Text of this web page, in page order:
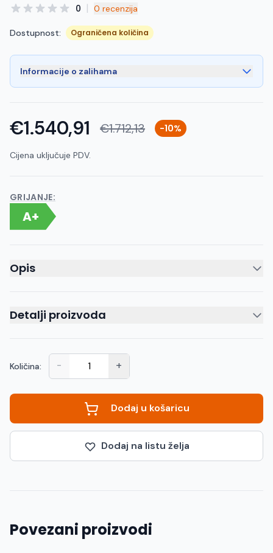
0 | 0 recenzija
Dostupnost: Ograničena količina
Informacije o zalihama
€1.540,91 €1.712,13 -10%
Cijena uključuje PDV.
GRIJANJE:
A+
Opis
Detalji proizvoda
Količina: - +
Dodaj u košaricu
Dodaj na listu želja
Povezani proizvodi